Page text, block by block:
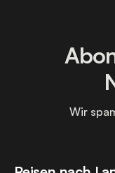
Wir